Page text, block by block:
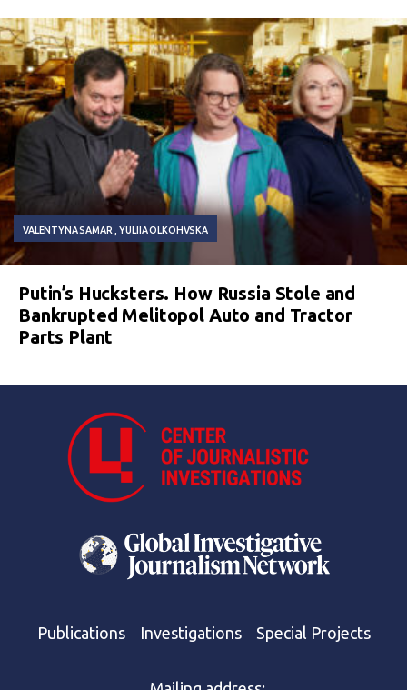
VALENTYNA SAMAR YULIIA OLKOHVSKA
Putin’s Hucksters. How Russia Stole and
Bankrupted Melitopol Auto and Tractor
Parts Plant
Publications Investigations Special Projects